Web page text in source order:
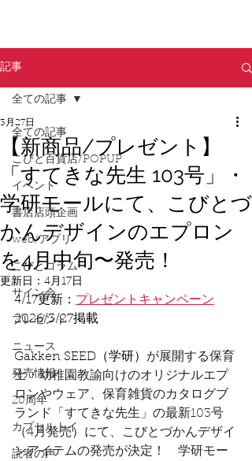
記事
全ての記事
こびと百貨店/POPUP
イベント
書店店頭企画
web/アプリ
こびとコラム
サイン会
プレゼント
ニュース
発売情報
20周年
カプセルトイ
読者の声
全ての記事
【新商品/プレゼント】
「すてきな先生 103号」・
学研モールにて、こびとづ
かんデザインのエプロン
を4月中旬〜発売！
3月27日
更新日： 4月17日
4/17更新： プレゼントキャンペーン
2026/3/27掲載
Gakken SEED（学研） が展開する保育
士・幼稚園教諭向けのオリジナルエプ
ロンやウェア、保育雑貨のカタログブ
ランド「すてきな先生」の最新103号
（4月発売）にて、こびとづかんデザイ
ンアイテムの発売が決定！　学研モー